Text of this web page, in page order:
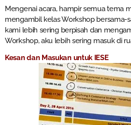
Mengenai acara, hampir semua tema
mengambil kelas Workshop bersama-
kami lebih sering berpisah dan
Workshop, aku lebih sering masuk di
Kesan dan Masukan untuk IESE